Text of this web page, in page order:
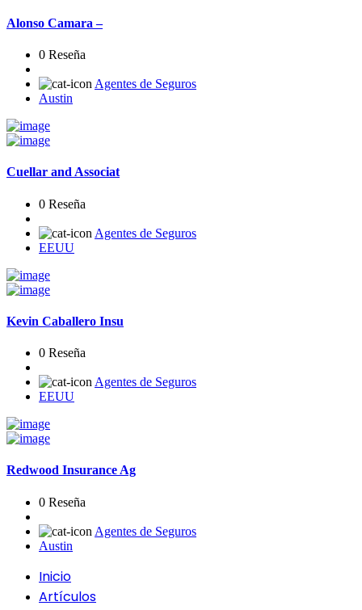
Alonso Camara –
0 Reseña
Agentes de Seguros
Austin
Cuellar and Associat
0 Reseña
Agentes de Seguros
EEUU
Kevin Caballero Insu
0 Reseña
Agentes de Seguros
EEUU
Redwood Insurance Ag
0 Reseña
Agentes de Seguros
Austin
Inicio
Artículos